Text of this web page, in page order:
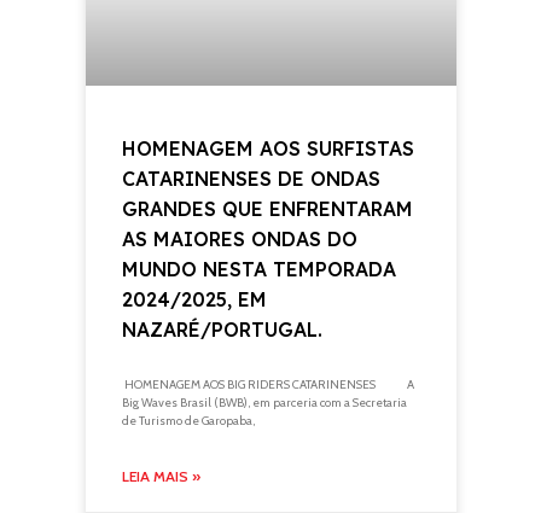
HOMENAGEM AOS SURFISTAS
CATARINENSES DE ONDAS
GRANDES QUE ENFRENTARAM
AS MAIORES ONDAS DO
MUNDO NESTA TEMPORADA
2024/2025, EM
NAZARÉ/PORTUGAL.
HOMENAGEM AOS BIG RIDERS CATARINENSES A
Big Waves Brasil (BWB), em parceria com a Secretaria
de Turismo de Garopaba,
LEIA MAIS »